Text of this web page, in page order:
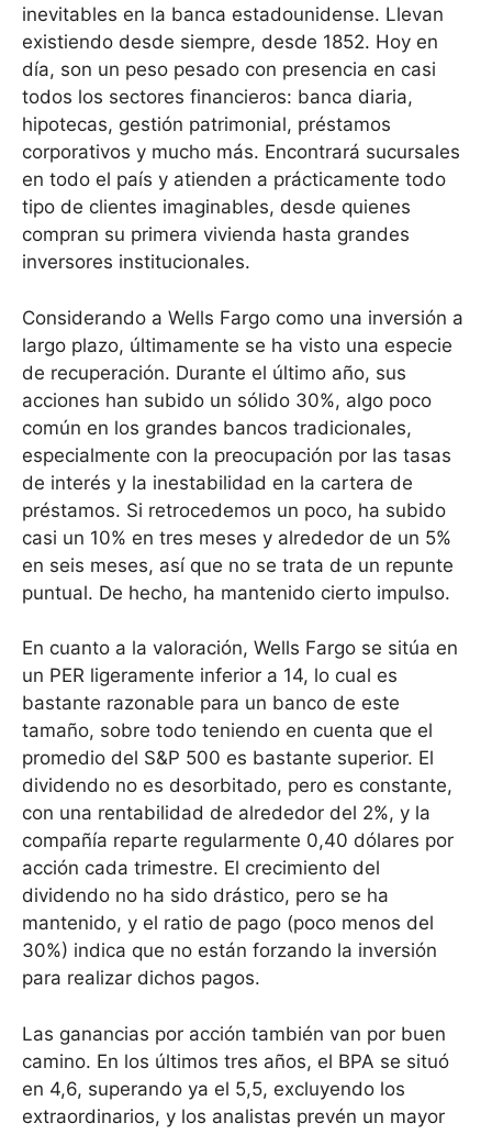
inevitables en la banca estadounidense. Llevan
existiendo desde siempre, desde 1852. Hoy en
día, son un peso pesado con presencia en casi
todos los sectores financieros: banca diaria,
hipotecas, gestión patrimonial, préstamos
corporativos y mucho más. Encontrará sucursales
en todo el país y atienden a prácticamente todo
tipo de clientes imaginables, desde quienes
compran su primera vivienda hasta grandes
inversores institucionales.
Considerando a Wells Fargo como una inversión a
largo plazo, últimamente se ha visto una especie
de recuperación. Durante el último año, sus
acciones han subido un sólido 30%, algo poco
común en los grandes bancos tradicionales,
especialmente con la preocupación por las tasas
de interés y la inestabilidad en la cartera de
préstamos. Si retrocedemos un poco, ha subido
casi un 10% en tres meses y alrededor de un 5%
en seis meses, así que no se trata de un repunte
puntual. De hecho, ha mantenido cierto impulso.
En cuanto a la valoración, Wells Fargo se sitúa en
un PER ligeramente inferior a 14, lo cual es
bastante razonable para un banco de este
tamaño, sobre todo teniendo en cuenta que el
promedio del S&P 500 es bastante superior. El
dividendo no es desorbitado, pero es constante,
con una rentabilidad de alrededor del 2%, y la
compañía reparte regularmente 0,40 dólares por
acción cada trimestre. El crecimiento del
dividendo no ha sido drástico, pero se ha
mantenido, y el ratio de pago (poco menos del
30%) indica que no están forzando la inversión
para realizar dichos pagos.
Las ganancias por acción también van por buen
camino. En los últimos tres años, el BPA se situó
en 4,6, superando ya el 5,5, excluyendo los
extraordinarios, y los analistas prevén un mayor